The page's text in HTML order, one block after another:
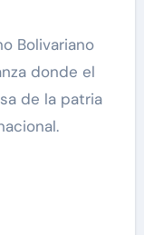
Bolivariano
donde el
de la patria